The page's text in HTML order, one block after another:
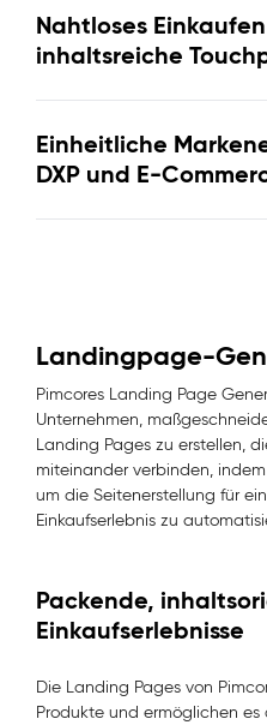
Nahtloses
inhaltsreiche
Einheitliche
DXP und E-
Landingpage-
Pimcores Landing Page
Unternehmen,
Landing Pages zu erstellen,
miteinander verbinden,
um die Seitenerstellung für
Einkaufserlebnis zu
Packende,
Einkaufserlebnisse
Die Landing Pages von
Produkte und ermöglichen